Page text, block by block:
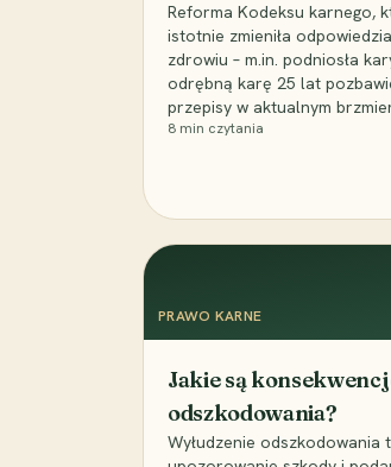
Reforma Kodeksu karnego,
istotnie zmieniła
zdrowiu – m.in. podniosła
odrębną karę 25 lat
przepisy w aktualnym
8 min czytania
PRAWO KARNE
Jakie są
odszkodowania?
Wyłudzenie